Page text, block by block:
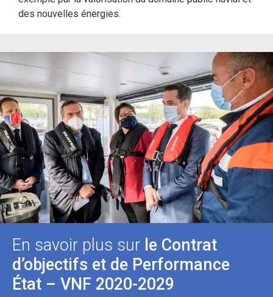
des nouvelles énergies.
En savoir plus sur le Contrat
d’objectifs et de Performance
État – VNF 2020-2029